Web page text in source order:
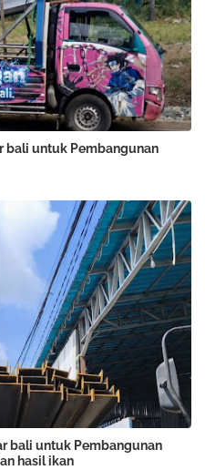
bali untuk Pembangunan
bali untuk Pembangunan
hasil ikan